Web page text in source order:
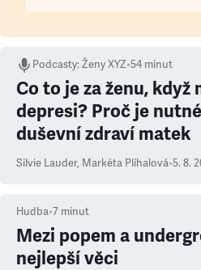
Podcasty:Ženy XYZ•54 minut
Co to je za ženu, když
depresi? Proč je
duševní zdraví matek
Silvie Lauder, Markéta Plíhalová•5. 8.
Hudba•7 minut
Mezi popem a
nejlepší věci